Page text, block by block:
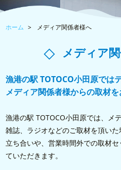
ホーム メディア関係者様へ
メディア
漁港の駅 TOTOCO小田原では
メディア関係者様からの取材を
漁港の駅 TOTOCO小田原では、メ
雑誌、ラジオなどのご取材を頂いた
立ち合いや、営業時間外での取材
ていただきます。